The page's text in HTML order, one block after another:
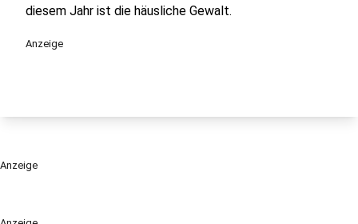
diesem Jahr ist die häusliche Gewalt.
Anzeige
Anzeige